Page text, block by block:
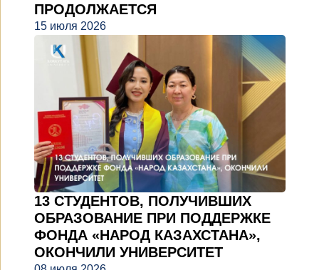
ПРОДОЛЖАЕТСЯ
15 июля 2026
13 СТУДЕНТОВ, ПОЛУЧИВШИХ
ОБРАЗОВАНИЕ ПРИ ПОДДЕРЖКЕ
ФОНДА «НАРОД КАЗАХСТАНА»,
ОКОНЧИЛИ УНИВЕРСИТЕТ